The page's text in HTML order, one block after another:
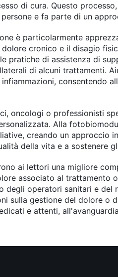
di cura. Questo
e fa parte di un
è particolarmente
cronico e il disagio
pratiche di assistenza di
di alcuni trattamenti.
consentendo
oncologi o professionisti
Alla
creando un approccio
della vita e a sostenere
ai lettori una migliore
associato al trattamento
degli operatori sanitari e
sulla gestione del dolore o
e attenti,